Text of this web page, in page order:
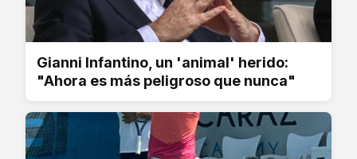
Gianni Infantino, un 'animal' herido:
"Ahora es más peligroso que nunca"